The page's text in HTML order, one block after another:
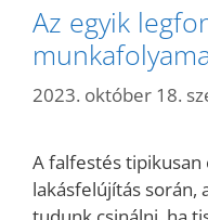
Az egyik
2023. október 18.
A falfestés tipikusan
lakásfelújítás során,